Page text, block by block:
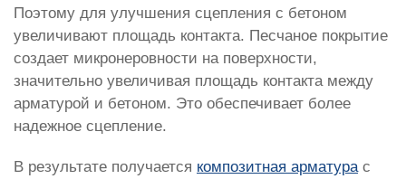
Поэтому для улучшения сцепления с бетоном
увеличивают площадь контакта. Песчаное покрытие
создает микронеровности на поверхности,
значительно увеличивая площадь контакта между
арматурой и бетоном. Это обеспечивает более
надежное сцепление.
В результате получается композитная арматура с